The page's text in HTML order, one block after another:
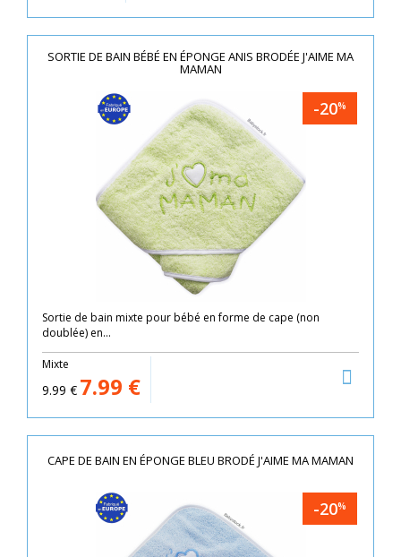
SORTIE DE BAIN BÉBÉ EN ÉPONGE ANIS BRODÉE J'AIME MA
MAMAN
-20%
Sortie de bain mixte pour bébé en forme de cape (non
doublée) en...
Mixte
9.99 € 7.99 €
CAPE DE BAIN EN ÉPONGE BLEU BRODÉ J'AIME MA MAMAN
-20%